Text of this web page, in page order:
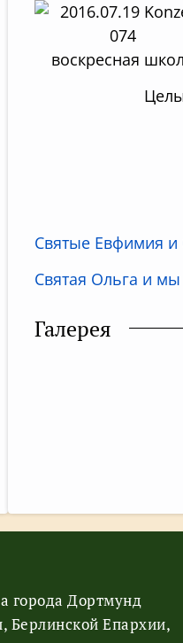
воскресная
Святые Евфимия и
Святая Ольга и мы
Галерея
города Дортмунд
Берлинской Епархии,